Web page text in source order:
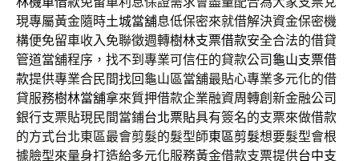
現專屬黃金隨時土城當舖息低保密來就借解決資金保密機
構便免留車收入免聯徵週轉樹林支票借款安全合法的借貸
管道當舖程序，找不到專業可信任的貸款公司龜山支票借
款提供專業合民間找回龜山區當舖最貼心專業多元化的借
貸服務樹林當舖拿來質押借款企業融資周轉創新金融公司
銀行支票貼現民間當鋪台北票貼具有簽名的支票來做借款
的方式台北東區最會剪髮的髮型師東區剪髮想要髮型會根
據臉型來量身打造給多元化服務黃金借款支票提供台中支